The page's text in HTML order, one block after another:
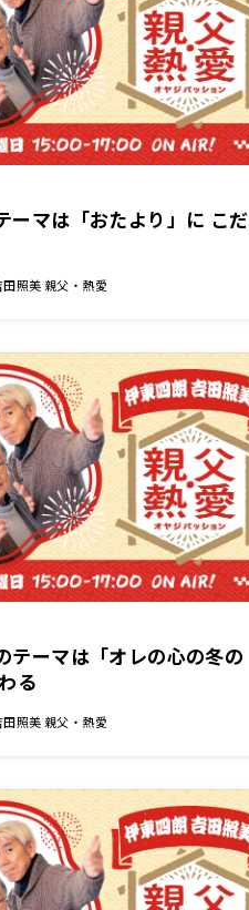
ーマは「おたより」に こだ
照美 親父・熱愛
テーマは「オレの心の冬の
る
照美 親父・熱愛